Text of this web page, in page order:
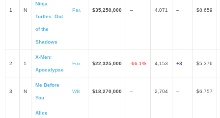
1 N
Ninja
Turtles: Out
of the
Shadows
Par. $35,250,000 – 4,071 – $8,659
2 1
X-Men:
Apocalypse
Fox $22,325,000 -66.1% 4,153 +3 $5,376
3 N
Me Before
You
WB $18,270,000 – 2,704 – $6,757
Alice